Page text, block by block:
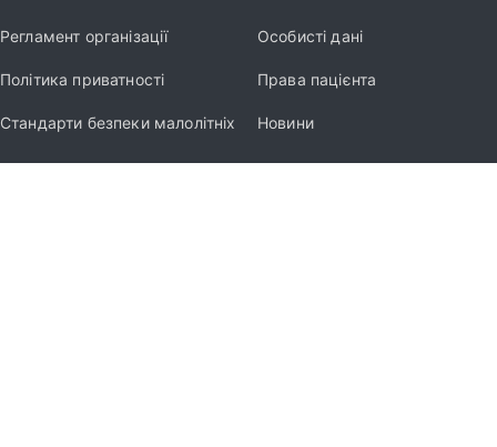
Регламент організації Особисті дані
Політика приватності Права пацієнта
Стандарти безпеки малолітніх Новини